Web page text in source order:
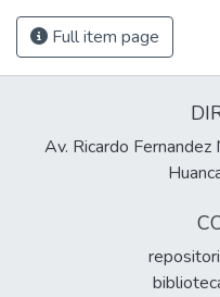
Full item page
Av. Ricardo